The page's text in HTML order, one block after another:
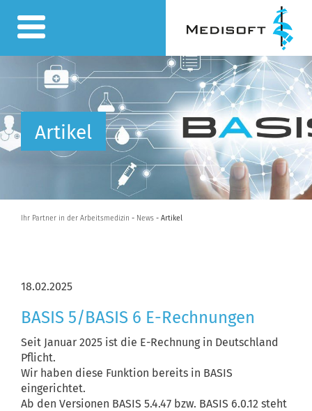
Artikel
Ihr Partner in der Arbeitsmedizin - News- Artikel
18.02.2025
BASIS 5/BASIS 6 E-Rechnungen
Seit Januar 2025 ist die E-Rechnung in Deutschland
Pflicht.
Wir haben diese Funktion bereits in BASIS
eingerichtet.
Ab den Versionen BASIS 5.4.47 bzw. BASIS 6.0.12 steht